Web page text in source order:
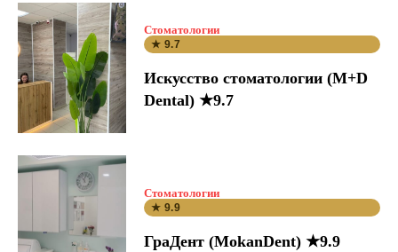
Стоматологии
★ 9.7
Искусство стоматологии (M+D
Dental) ★9.7
Стоматологии
★ 9.9
ГраДент (MokanDent) ★9.9